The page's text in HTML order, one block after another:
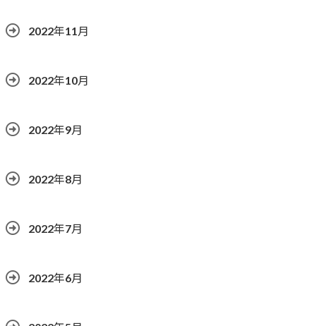
2022年11月
2022年10月
2022年9月
2022年8月
2022年7月
2022年6月